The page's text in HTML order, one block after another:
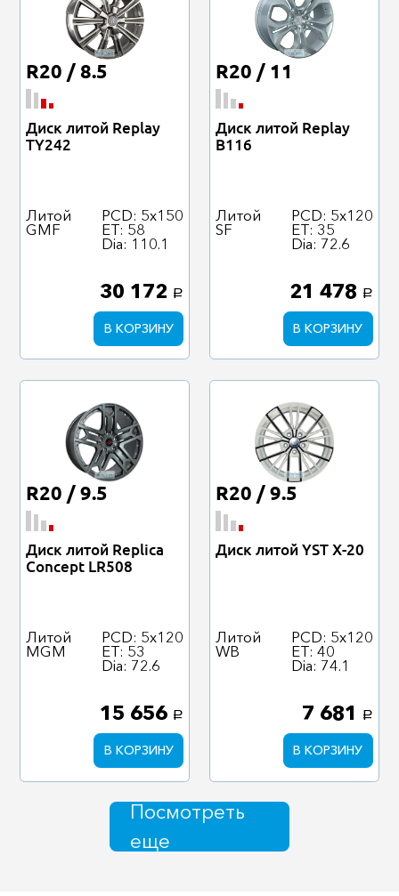
R20 / 8.5
Диск литой Replay
TY242
Литой
GMF
PCD: 5x150
ET: 58
Dia: 110.1
30 172 a
В КОРЗИНУ
R20 / 11
Диск литой Replay
B116
Литой
SF
PCD: 5x120
ET: 35
Dia: 72.6
21 478 a
В КОРЗИНУ
R20 / 9.5
Диск литой Replica
Concept LR508
Литой
MGM
PCD: 5x120
ET: 53
Dia: 72.6
15 656 a
В КОРЗИНУ
R20 / 9.5
Диск литой YST X-20
Литой
WB
PCD: 5x120
ET: 40
Dia: 74.1
7 681 a
В КОРЗИНУ
Посмотреть
еще